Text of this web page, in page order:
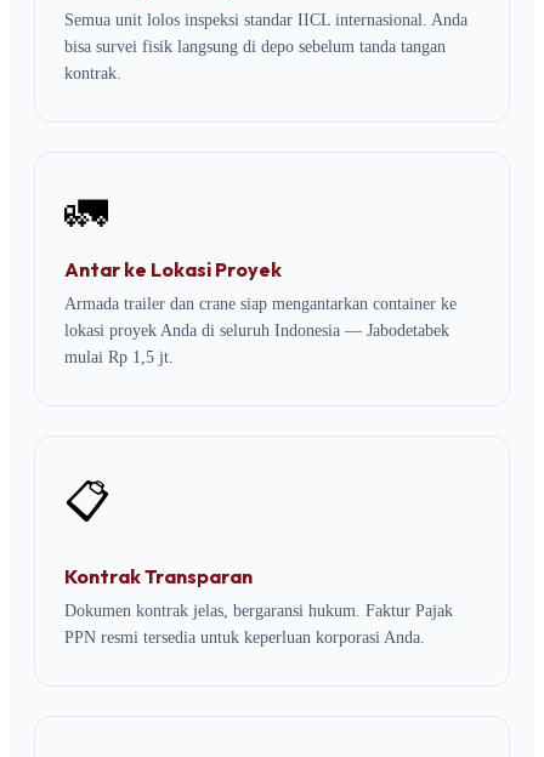
Semua unit lolos inspeksi standar IICL internasional. Anda
bisa survei fisik langsung di depo sebelum tanda tangan
kontrak.
🚛
Antar ke Lokasi Proyek
Armada trailer dan crane siap mengantarkan container ke
lokasi proyek Anda di seluruh Indonesia — Jabodetabek
mulai Rp 1,5 jt.
📋
Kontrak Transparan
Dokumen kontrak jelas, bergaransi hukum. Faktur Pajak
PPN resmi tersedia untuk keperluan korporasi Anda.